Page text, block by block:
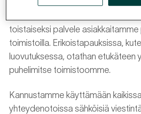
toistaiseksi palvele asiakkaitamme
toimistoilla. Erikoistapauksissa,
luovutuksessa, otathan etukäteen
puhelimitse toimistoomme.
Kannustamme käyttämään
yhteydenotoissa sähköisiä